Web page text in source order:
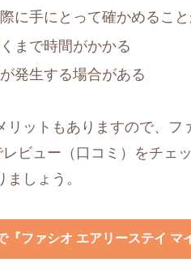
に手にとって確かめるこ
まで時間がかかる
発生する場合がある
リットもありますので、
ビュー（口コミ）をチェ
ましょう。
『ファシオ エアリーステイ マ